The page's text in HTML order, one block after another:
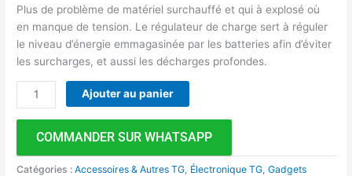
Plus de problème de matériel surchauffé et qui à explosé où
en manque de tension. Le régulateur de charge sert à réguler
le niveau d’énergie emmagasinée par les batteries afin d’éviter
les surcharges, et aussi les décharges profondes.
Ajouter au panier
COMMANDER SUR WHATSAPP
Catégories :Accessoires & Autres TG Électronique TG ,Gadgets